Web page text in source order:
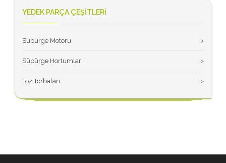
YEDEK PARÇA ÇEŞİTLERİ
Süpürge Motoru >
Süpürge Hortumları >
Toz Torbaları >